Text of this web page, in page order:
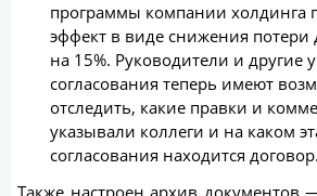
программы компании холдинга
эффект в виде снижения потери
на 15%. Руководители и другие
согласования теперь имеют
отследить, какие правки и
указывали коллеги и на каком
согласования находится договор.
Также настроен архив документов